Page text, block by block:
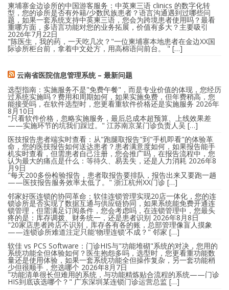
柬埔寨金边诊所的中国游客服务：中英柬三语 clinics 的数字化转
型，您的诊所是否有外籍/少数民族患者？语言沟通遇到过哪些问
题，如果一套系统支持中英柬三语，您会为跨境患者使用吗？最看
重哪方面，多语言功能对您的业务拓展，价值有多大？主要吸引
2026年7月22日
"陈医生，我的药，一天吃几次？"一位柬埔寨本地患者在金边XX国
际诊所柜台前，拿着中文处方，用高棉语问前台。 " […]
云南省医院信息管理系统 – 最新问题
选型指南：实施服务不是"免费午餐"，而是专业价值的体现，您经历
过系统实施吗？费用和周期如何，如果实施免费，但年费稍高，您
能接受吗，在软件选型时，您更看重软件价格还是实施服务 2026年
8月10日
"只看软件价格，忽略实施服务，最后总成本超预算、上线效果差
——实施环节的坑我们踩过。" 江苏南京某门诊负责人吴 […]
医技报告患者端实时查看：从"跑腿取报告"到"手机即看"的体验革
命，您的医技报告如何送达患者？患者满意度如何，如果报告能手
机实时查看，但需患者自己注册，您会推广吗，在报告流程中，您
认为最大的痛点是什么：等待久、易丢失，还是人力消耗 2026年8
月9日
"每天200多份检验报告，患者取报告要排队，报告出来又要跑一趟
——医技报告服务效率太低了。" 浙江杭州XX门诊 […]
邻家好医连锁的协同革命：软佳连锁管理实现20店一体化，您的连
锁诊所是否实现了数据互通与供应链协同，如果系统能免费开通连
锁管理，但需满足订阅条件，您会考虑吗，在连锁管理中，您最头
疼的是：库存调拨、财务统一，还是患者识别 2026年8月8日
"20家店患者跨店不识别，库存各有各的账，总部管理像盲人摸象
——连锁诊所难道注定只能'物理连锁'不成？" 邻家 […]
软佳 vs PCS Software：门诊HIS与"功能堆砌"系统的对决，您用的
系统功能全但体验如何？医生抱怨多吗，选型时，您更看重功能数
量还是使用体验，如果一套系统功能全但操作复杂，另一套功能稍
少但很顺手，您选哪个 2026年8月7日
"功能清单很长但难用的系统，与功能精炼贴合流程的系统——门诊
HIS到底该选哪个？" 广东深圳某连锁门诊运营总监 […]